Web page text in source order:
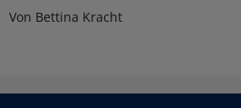
Von Bettina Kracht